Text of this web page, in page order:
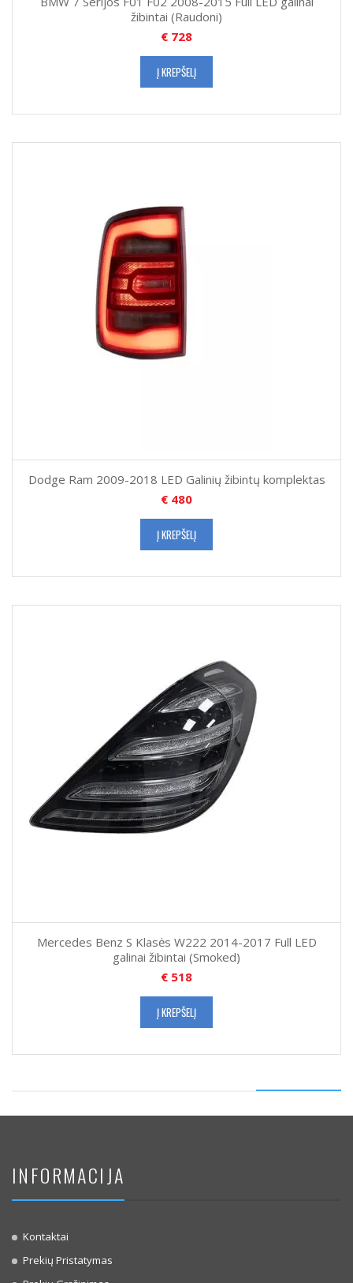
žibintai (Raudoni)
€ 728
Į KREPŠELĮ
Dodge Ram 2009-2018 LED Galinių žibintų komplektas
€ 480
Į KREPŠELĮ
Mercedes Benz S Klasės W222 2014-2017 Full LED
galinai žibintai (Smoked)
€ 518
Į KREPŠELĮ
INFORMACIJA
Kontaktai
Prekių Pristatymas